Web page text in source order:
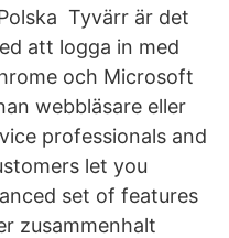
Tyvärr är det
att logga in med
och Microsoft
webbläsare eller
professionals and
let you
set of features
zusammenhalt